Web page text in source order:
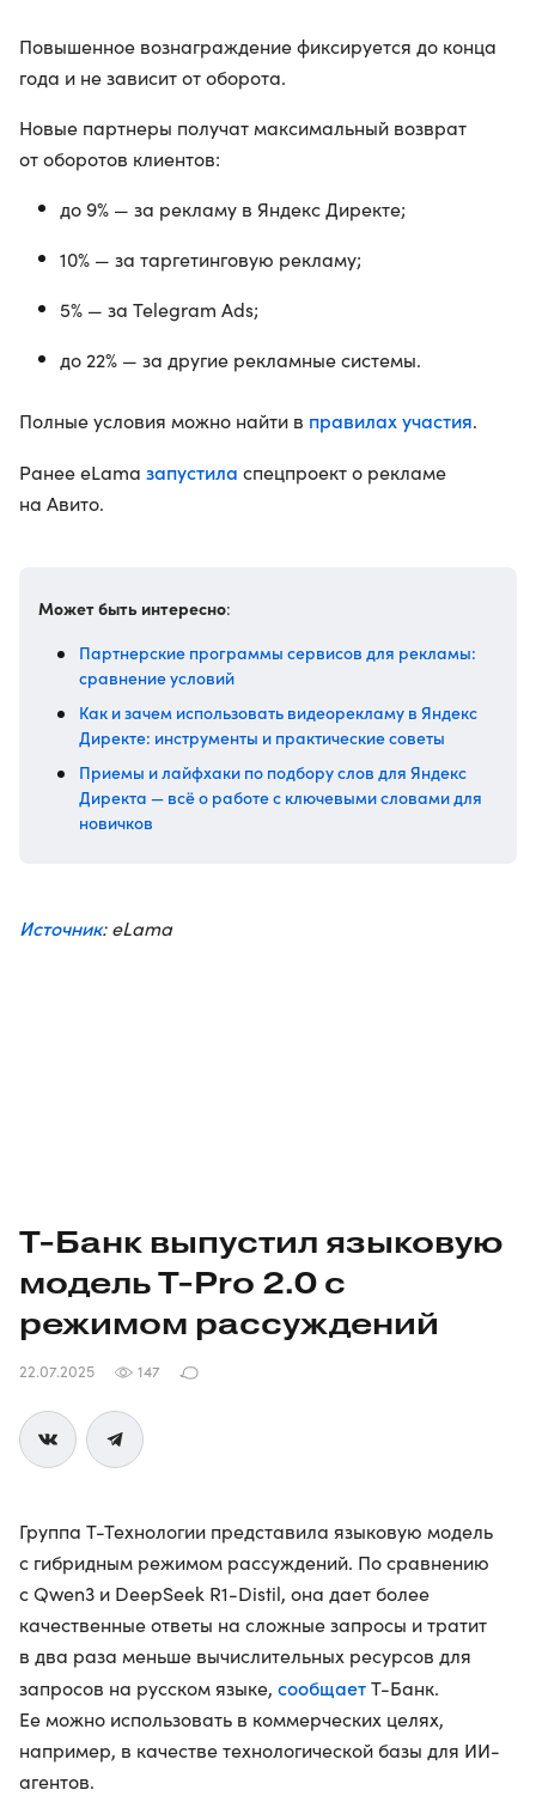
Повышенное вознаграждение фиксируется до конца
года и не зависит от оборота.
Новые партнеры получат максимальный возврат
от оборотов клиентов:
до 9% — за рекламу в Яндекс Директе;
10% — за таргетинговую рекламу;
5% — за Telegram Ads;
до 22% — за другие рекламные системы.
Полные условия можно найти в правилах участия.
Ранее eLama запустила спецпроект о рекламе
на Авито.
Может быть интересно:
Партнерские программы сервисов для рекламы:
сравнение условий
Как и зачем использовать видеорекламу в Яндекс
Директе: инструменты и практические советы
Приемы и лайфхаки по подбору слов для Яндекс
Директа — всё о работе с ключевыми словами для
новичков
Источник: eLama
Т-Банк выпустил языковую
модельT-Pro 2.0 с
режимом рассуждений
22.07.2025 147
Группа Т-Технологии представила языковую модель
с гибридным режимом рассуждений. По сравнению
с Qwen3 и DeepSeek R1-Distil, она дает более
качественные ответы на сложные запросы и тратит
в два раза меньше вычислительных ресурсов для
запросов на русском языке, сообщаетТ-Банк.
Ее можно использовать в коммерческих целях,
например, в качестве технологической базы для ИИ-
агентов.